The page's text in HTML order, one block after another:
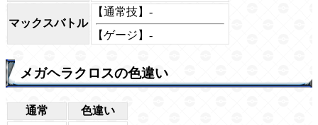
マックスバトル
【通常技】-
【ゲージ】-
メガヘラクロスの色違い
通常 色違い